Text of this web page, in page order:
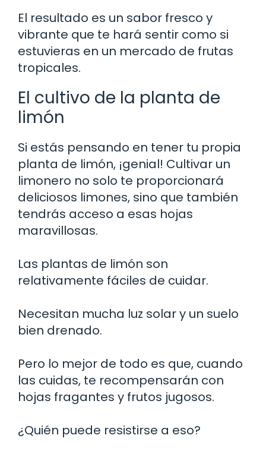
El resultado es un sabor fresco y
vibrante que te hará sentir como si
estuvieras en un mercado de frutas
tropicales.
El cultivo de la planta de
limón
Si estás pensando en tener tu propia
planta de limón, ¡genial! Cultivar un
limonero no solo te proporcionará
deliciosos limones, sino que también
tendrás acceso a esas hojas
maravillosas.
Las plantas de limón son
relativamente fáciles de cuidar.
Necesitan mucha luz solar y un suelo
bien drenado.
Pero lo mejor de todo es que, cuando
las cuidas, te recompensarán con
hojas fragantes y frutos jugosos.
¿Quién puede resistirse a eso?